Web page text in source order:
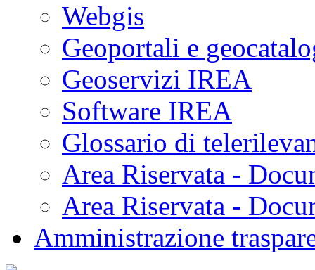
Webgis
Geoportali e
Geoservizi IREA
Software IREA
Glossario di
Area Riservata -
Area Riservata -
Amministrazione